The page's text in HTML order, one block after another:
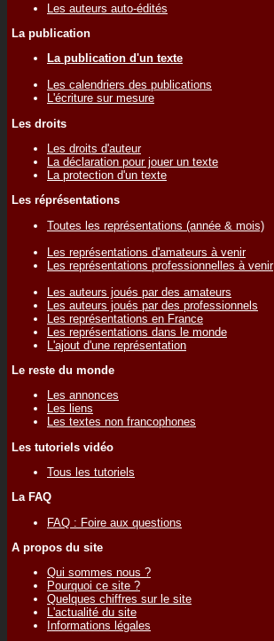
Les auteurs auto-édités
La publication
La publication d'un texte
Les calendriers des publications
L'écriture sur mesure
Les droits
Les droits d'auteur
La déclaration pour jouer un texte
La protection d'un texte
Les réprésentations
Toutes les représentations (année & mois)
Les représentations d'amateurs à venir
Les représentations professionnelles à venir
Les auteurs joués par des amateurs
Les auteurs joués par des professionnels
Les représentations en France
Les représentations dans le monde
L'ajout d'une représentation
Le reste du monde
Les annonces
Les liens
Les textes non francophones
Les tutoriels vidéo
Tous les tutoriels
La FAQ
FAQ : Foire aux questions
A propos du site
Qui sommes nous ?
Pourquoi ce site ?
Quelques chiffres sur le site
L'actualité du site
Informations légales